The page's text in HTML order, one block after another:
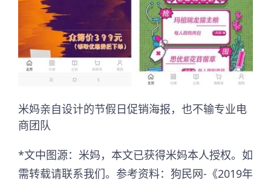
米妈亲自设计的节假日促销海报，也不输专业电
商团队
*文中图源：米妈，本文已获得米妈本人授权。如
需转载请联系我们。参考资料：狗民网-《2019年